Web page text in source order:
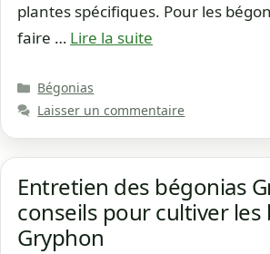
plantes spécifiques. Pour les
faire … Lire la suite
Catégories
Bégonias
Laisser un commentaire
Entretien des bégonias
conseils pour cultiver les
Gryphon